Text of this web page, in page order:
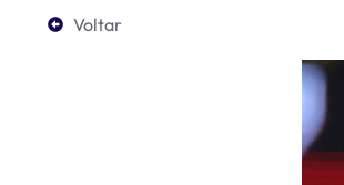
Voltar